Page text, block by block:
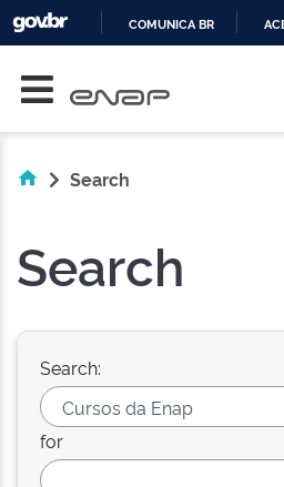
COMUNICA BR
Search
Search
Search:
for